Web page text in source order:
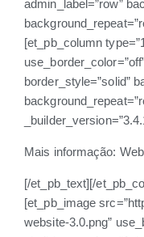
admin_label=”row”
[et_pb_column
border_style=”solid”
Mais informação:
[/et_pb_text][/
[et_pb_image
website-3.0.png”